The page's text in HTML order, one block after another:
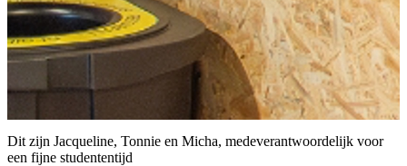
Dit zijn Jacqueline, Tonnie en Micha, medeverantwoordelijk voor
een fijne studententijd